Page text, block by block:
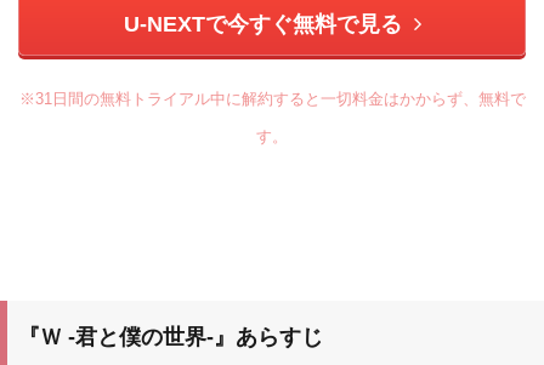
U-NEXTで今すぐ無料で見る
※31日間の無料トライアル中に解約すると一切料金はかからず、無料で
す。
『Ｗ -君と僕の世界-』あらすじ